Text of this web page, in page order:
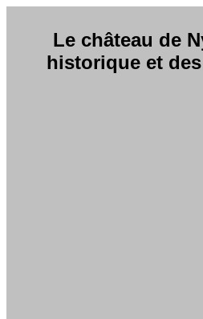
Le château de
historique et